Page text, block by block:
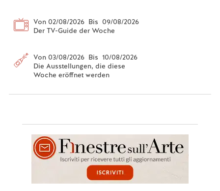
Von 02/08/2026 Bis 09/08/2026
Der TV-Guide der Woche
Von 03/08/2026 Bis 10/08/2026
Die Ausstellungen, die diese
Woche eröffnet werden